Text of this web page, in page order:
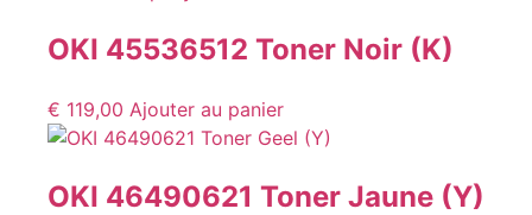
OKI 45536512 Toner Noir (K)
€ 119,00 Ajouter au panier
OKI 46490621 Toner Jaune (Y)